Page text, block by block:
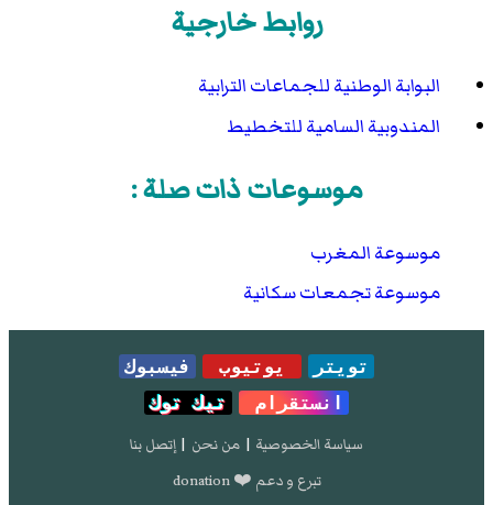
روابط خارجية
البوابة الوطنية للجماعات الترابية
المندوبية السامية للتخطيط
موسوعات ذات صلة :
موسوعة المغرب
موسوعة تجمعات سكانية
تويتر يوتيوب
فيسبوك
انستقرام
تيك توك
سياسة الخصوصية | من نحن | إتصل بنا
تبرع و دعم ❤️ donation